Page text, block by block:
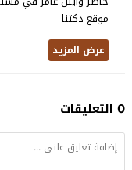
موقع دكتنا
عرض المزيد
0 التعليقات